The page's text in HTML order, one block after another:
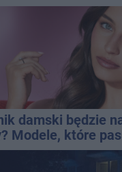
damski będzie
Modele, które